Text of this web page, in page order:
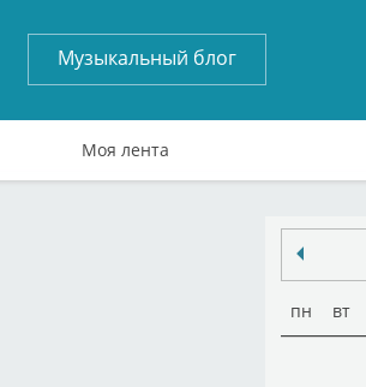
Музыкальный блог
Моя лента
пн вт